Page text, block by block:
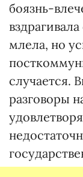
боязнь-
млела, но
случается.
разговоры